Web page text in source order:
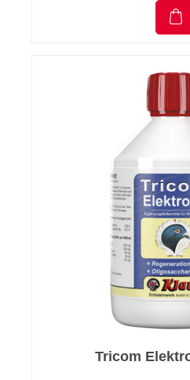
Tricom